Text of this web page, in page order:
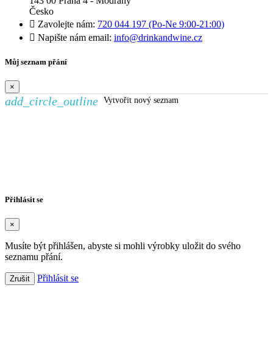
Česko
 Zavolejte nám: 720 044 197 (Po-Ne 9:00-21:00)
 Napište nám email: info@drinkandwine.cz
Můj seznam přání
×
add_circle_outline Vytvořit nový seznam
Přihlásit se
×
Musíte být přihlášen, abyste si mohli výrobky uložit do svého
seznamu přání.
Zrušit Přihlásit se